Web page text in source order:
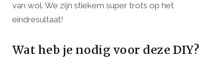
van wol. We zijn stiekem super trots op het
eindresultaat!
Wat heb je nodig voor deze DIY?